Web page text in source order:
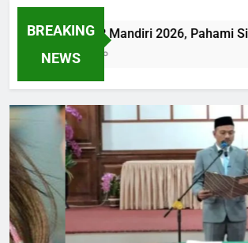
BREAKING
NEWS
Tabel KUR Mandiri 2026, Pahami
4 Months Ago